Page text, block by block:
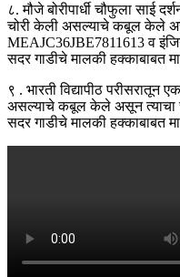
८. मौजे बोरीपार्धी चौफुला साई
चोरी केली असल्याचे कबूल केले
MEAJC36JBE7811613 व
सदर गाडीचे मालकी हक्काबाबत
९ . भारती विद्यापीठ परीसरातून
असल्याचे कबूल केले असून त्याचा
सदर गाडीचे मालकी हक्काबाबत